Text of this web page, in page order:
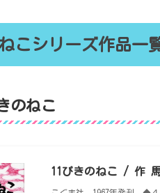
こシリーズ作品一
のねこ
11ぴきのねこ / 作